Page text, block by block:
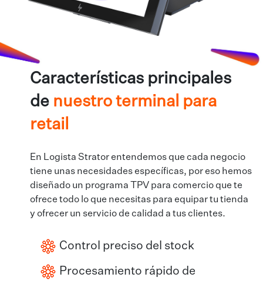
Características principales
de nuestro terminal para
retail
En Logista Strator entendemos que cada negocio
tiene unas necesidades específicas, por eso hemos
diseñado un programa TPV para comercio que te
ofrece todo lo que necesitas para equipar tu tienda
y ofrecer un servicio de calidad a tus clientes.
Control preciso del stock
Procesamiento rápido de